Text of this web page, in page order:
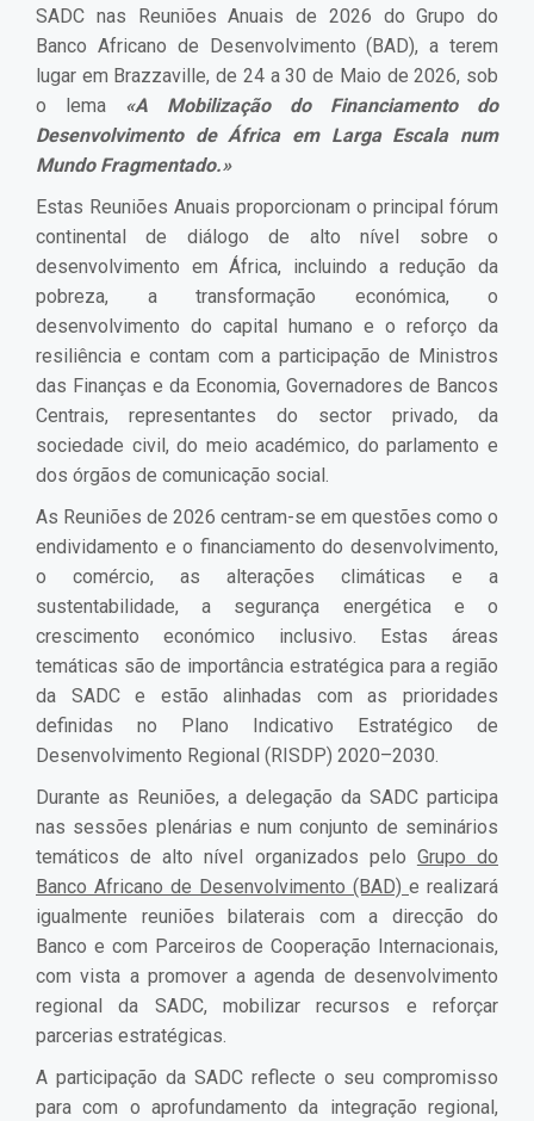
SADC nas Reuniões Anuais de 2026 do Grupo do
Banco Africano de Desenvolvimento (BAD), a terem
lugar em Brazzaville, de 24 a 30 de Maio de 2026, sob
o lema «A Mobilização do Financiamento do
Desenvolvimento de África em Larga Escala num
Mundo Fragmentado.»
Estas Reuniões Anuais proporcionam o principal fórum
continental de diálogo de alto nível sobre o
desenvolvimento em África, incluindo a redução da
pobreza, a transformação económica, o
desenvolvimento do capital humano e o reforço da
resiliência e contam com a participação de Ministros
das Finanças e da Economia, Governadores de Bancos
Centrais, representantes do sector privado, da
sociedade civil, do meio académico, do parlamento e
dos órgãos de comunicação social.
As Reuniões de 2026 centram-se em questões como o
endividamento e o financiamento do desenvolvimento,
o comércio, as alterações climáticas e a
sustentabilidade, a segurança energética e o
crescimento económico inclusivo. Estas áreas
temáticas são de importância estratégica para a região
da SADC e estão alinhadas com as prioridades
definidas no Plano Indicativo Estratégico de
Desenvolvimento Regional (RISDP) 2020–2030.
Durante as Reuniões, a delegação da SADC participa
nas sessões plenárias e num conjunto de seminários
temáticos de alto nível organizados pelo Grupo do
Banco Africano de Desenvolvimento (BAD) e realizará
igualmente reuniões bilaterais com a direcção do
Banco e com Parceiros de Cooperação Internacionais,
com vista a promover a agenda de desenvolvimento
regional da SADC, mobilizar recursos e reforçar
parcerias estratégicas.
A participação da SADC reflecte o seu compromisso
para com o aprofundamento da integração regional,